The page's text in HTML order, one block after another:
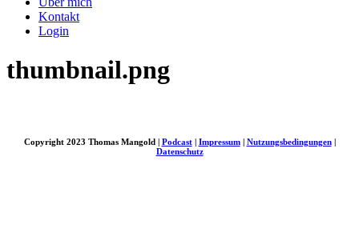
Kontakt
Login
thumbnail.png
Copyright 2023 Thomas Mangold | Podcast| Impressum| Nutzungsbedingungen|
Datenschutz